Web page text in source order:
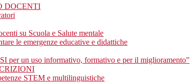
DOCENTI
su Scuola e Salute mentale
le emergenze educative e didattiche
per un uso informativo, formativo e per il miglioramento”
STEM e multilinguistiche